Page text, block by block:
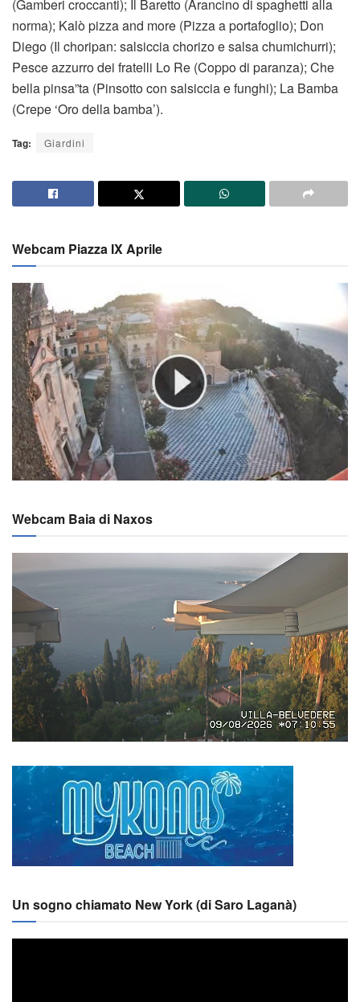
(Gamberi croccanti); Il Baretto (Arancino di spaghetti alla
norma); Kalò pizza and more (Pizza a portafoglio); Don
Diego (Il choripan: salsiccia chorizo e salsa chumichurri);
Pesce azzurro dei fratelli Lo Re (Coppo di paranza); Che
bella pinsa”ta (Pinsotto con salsiccia e funghi); La Bamba
(Crepe ‘Oro della bamba’).
Tag: Giardini
Webcam Piazza IX Aprile
Webcam Baia di Naxos
Un sogno chiamato New York (di Saro Laganà)